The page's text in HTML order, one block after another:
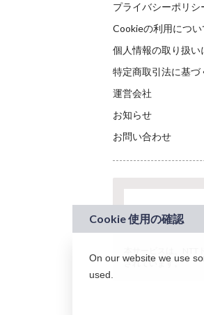
プライバシーポリシ
Cookieの利用につい
個人情報の取り扱い
特定商取引法に基づ
運営会社
お知らせ
お問い合わせ
されています。
On our website we use
used.